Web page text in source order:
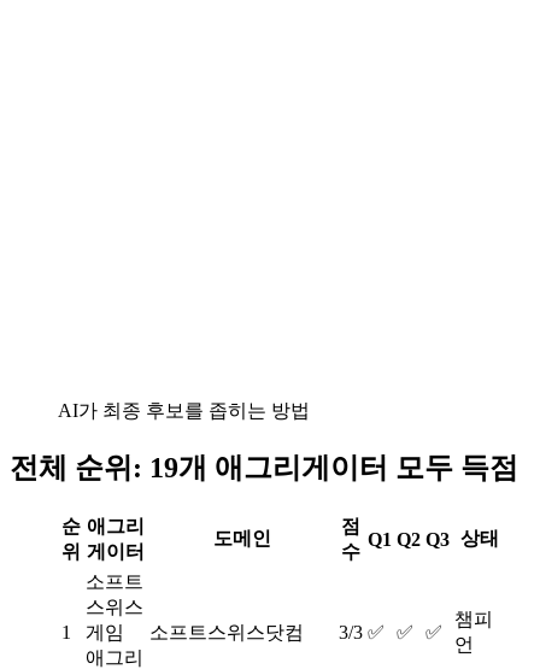
AI가 최종 후보를 좁히는 방법
전체 순위: 19개 애그리게이터 모두 득점
순
위
애그리
게이터
도메인
점
수
Q1 Q2 Q3 상태
1
소프트
스위스
게임
애그리
소프트스위스닷컴 3/3 ✅ ✅ ✅
챔피
언